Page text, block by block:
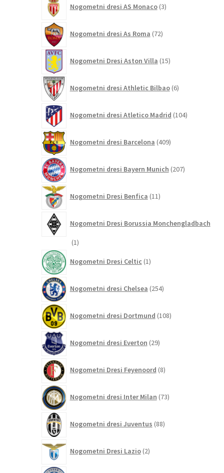
Nogometni dresi AS Monaco 3izdelki
Nogometni dresi As Roma 72izdelkov
Nogometni Dresi Aston Villa 15izdelkov
Nogometni dresi Athletic Bilbao 6izdelkov
Nogometni dresi Atletico Madrid 104izdelki
Nogometni dresi Barcelona 409izdelkov
Nogometni dresi Bayern Munich 207izdelkov
Nogometni Dresi Benfica 11izdelkov
Nogometni Dresi Borussia Monchengladbach
11
Nogometni Dresi Celtic 1izdelek
Nogometni dresi Chelsea 254izdelkov
Nogometni dresi Dortmund 108izdelkov
Nogometni dresi Everton 29izdelkov
Nogometni Dresi Feyenoord 8izdelkov
Nogometni dresi Inter Milan 73izdelkov
Nogometni dresi Juventus 88izdelkov
Nogometni Dresi Lazio 2izdelka